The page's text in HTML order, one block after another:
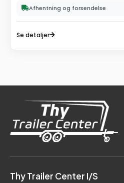
Afhentning og forsendelse
Se detaljer
Thy Trailer Center I/S